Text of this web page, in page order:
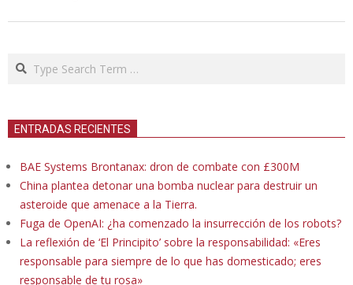
Search
ENTRADAS RECIENTES
BAE Systems Brontanax: dron de combate con £300M
China plantea detonar una bomba nuclear para destruir un
asteroide que amenace a la Tierra.
Fuga de OpenAI: ¿ha comenzado la insurrección de los robots?
La reflexión de ‘El Principito’ sobre la responsabilidad: «Eres
responsable para siempre de lo que has domesticado; eres
responsable de tu rosa»